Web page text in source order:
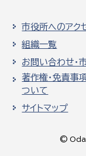
市役所へのアク
組織一覧
お問い合わせ・
著作権・免責事
ついて
サイトマップ
©